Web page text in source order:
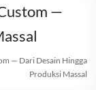
—
— Dari Desain Hingga
Produksi Massal